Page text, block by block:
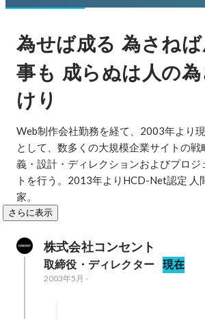
為せば成る 為さね
事も 成らぬは人の
けり
Web制作会社勤務を経て、2003年より
として、数多くの大規模企業サイトの戦
義・設計・ディレクションおよびプロジ
トを行う。2013年よりHCD-Net認定 人
家。
さらに表示
株式会社コンセント
取締役・ディレクター 現在
2003年5月 -